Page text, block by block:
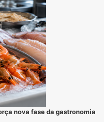
nova fase da gastronomia